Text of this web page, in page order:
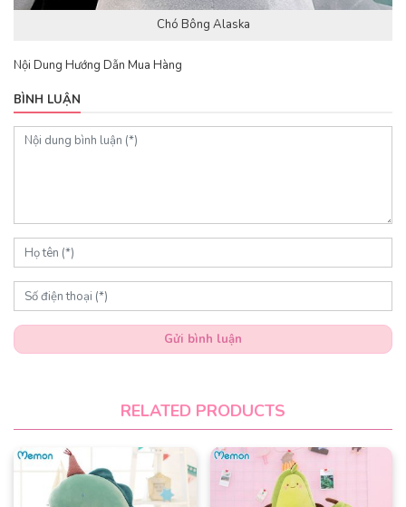
Chó Bông Alaska
Nội Dung Hướng Dẫn Mua Hàng
BÌNH LUẬN
Gửi bình luận
RELATED PRODUCTS